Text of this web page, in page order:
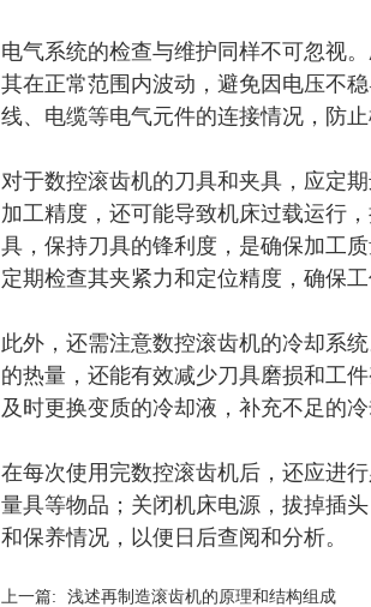
电气系统的检查与维护同样不可忽视
其在正常范围内波动，避免因电压不
线、电缆等电气元件的连接情况，防
对于数控滚齿机的刀具和夹具，应定
加工精度，还可能导致机床过载运行
具，保持刀具的锋利度，是确保加工
定期检查其夹紧力和定位精度，确保
此外，还需注意数控滚齿机的冷却系
的热量，还能有效减少刀具磨损和工
及时更换变质的冷却液，补充不足的
在每次使用完数控滚齿机后，还应进
量具等物品；关闭机床电源，拔掉插
和保养情况，以便日后查阅和分析。
上一篇:
浅述再制造滚齿机的原理和结构组成